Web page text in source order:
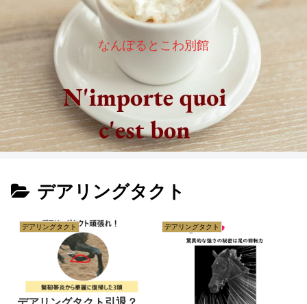
なんぽるとこわ別館
デアリングタクト
デアリングタクト デアリングタクト